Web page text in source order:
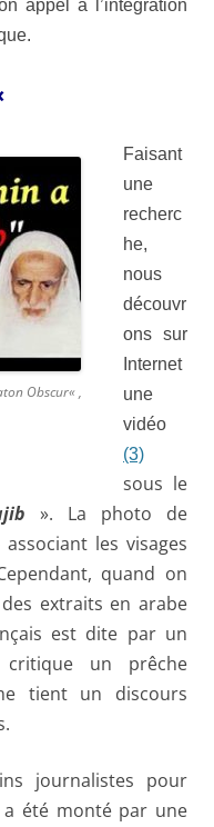
appel à l’intégration
.
Obscur« ,
Faisant
une
recherc
he,
nous
découvr
ons sur
Internet
une
vidéo
(3)
sous le
». La photo de
les visages
quand on
extraits en arabe
est dite par un
critique un prêche
tient un discours
journalistes pour
été monté par une